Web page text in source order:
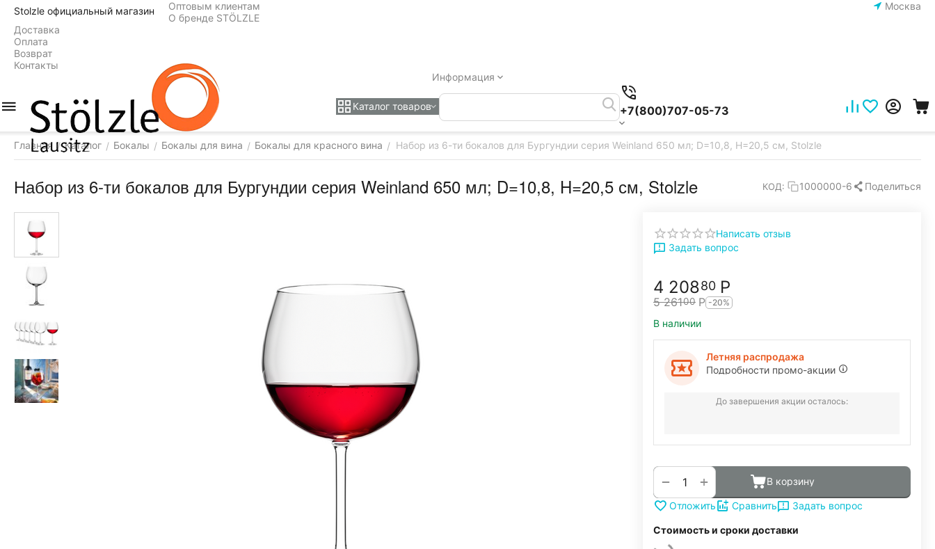
Stolzle официальный магазин Москва
Оптовым клиентам
О бренде STÖLZLE
Доставка
Оплата
Возврат
Контакты
Информация
Каталог товаров +7(800)707-05-73
Главная / Каталог / Бокалы / Бокалы для вина / Бокалы для красного вина / Набор из 6-ти бокалов для Бургундии серия Weinland 650 мл; D=10,8, H=20,5 см, Stolzle
Набор из 6-ти бокалов для Бургундии серия Weinland 650 мл; D=10,8, H=20,5 см, Stolzle КОД: 1000000-6 Поделиться
Написать отзыв
Задать вопрос
4 20880 Р
5 26100 Р -20%
В наличии
Летняя распродажа
Подробности промо-акции
До завершения акции осталось:
+
− В корзину
Отложить Сравнить Задать вопрос
Стоимость и сроки доставки